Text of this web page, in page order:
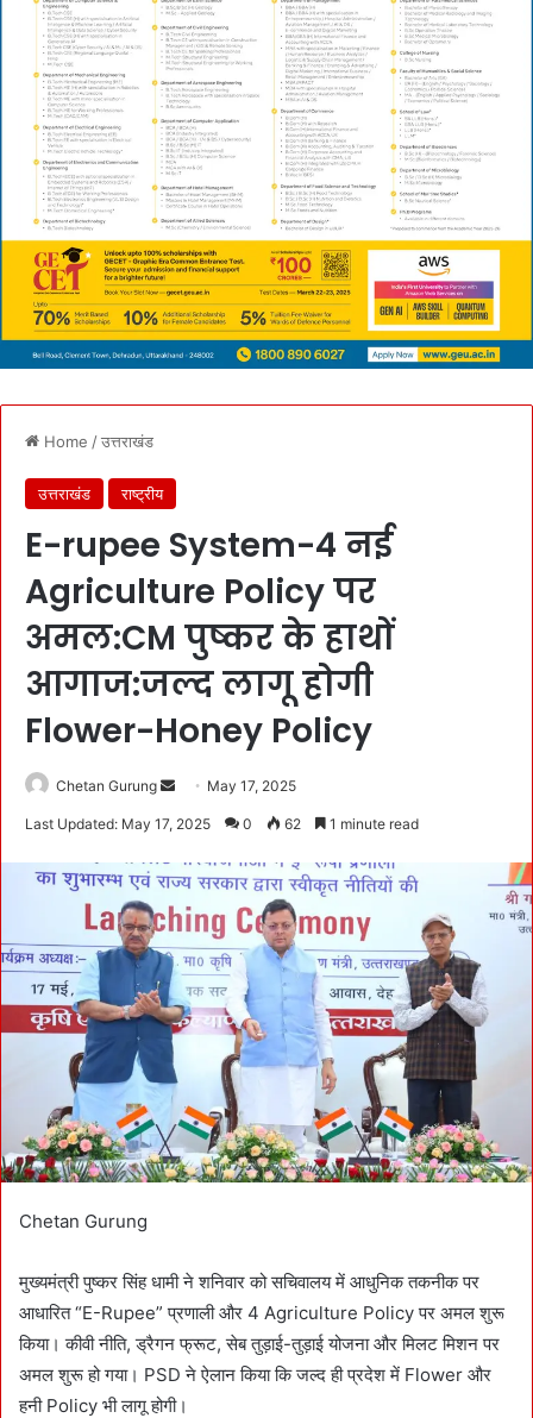
Home /उत्तराखंड
उत्तराखंड राष्ट्रीय
E-rupee System-4 नई
Agriculture Policy पर
अमल:CM पुष्कर के हाथों
आगाज:जल्द लागू होगी
Flower-Honey Policy
Chetan Gurung
n
m
a
l
May 17, 2025
Last Updated: May 17, 2025 0 62 1 minute read
Chetan Gurung
मुख्यमंत्री पुष्कर सिंह धामी ने शनिवार को सचिवालय में आधुनिक तकनीक पर
आधारित “E-Rupee” प्रणाली और 4 Agriculture Policy पर अमल शुरू
किया। कीवी नीति, ड्रैगन फ्रूट, सेब तुड़ाई-तुड़ाई योजना और मिलट मिशन पर
अमल शुरू हो गया। PSD ने ऐलान किया कि जल्द ही प्रदेश में Flower और
हनी Policy भी लागू होगी।